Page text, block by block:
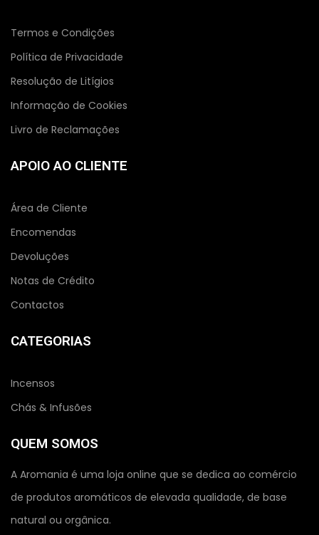
Termos e Condições
Política de Privacidade
Resolução de Litígios
Informação de Cookies
Livro de Reclamações
APOIO AO CLIENTE
Área de Cliente
Encomendas
Devoluções
Notas de Crédito
Contactos
CATEGORIAS
Incensos
Chás & Infusões
QUEM SOMOS
A Aromania é uma loja online que se dedica ao comércio
de produtos aromáticos de elevada qualidade, de base
natural ou orgânica.